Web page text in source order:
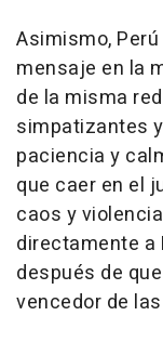
Asimismo,
mensaje en la
de la misma
simpatizantes
paciencia y
que caer en el
caos y
directamente a
después de
vencedor de